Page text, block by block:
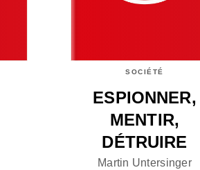
SOCIÉTÉ
ESPIONNER,
MENTIR,
DÉTRUIRE
Martin Untersinger